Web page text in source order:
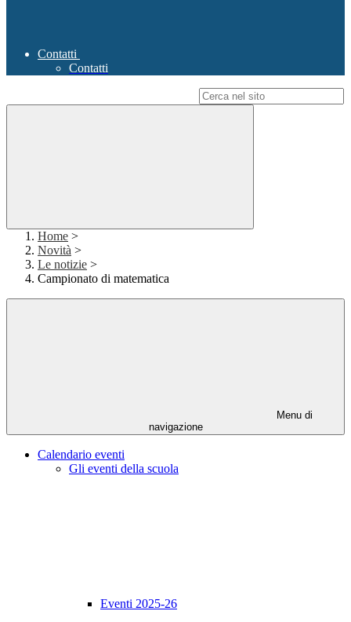
Contatti
Contatti
Home >
Novità >
Le notizie >
Campionato di matematica
Menu di
navigazione
Calendario eventi
Gli eventi della scuola
Eventi 2025-26